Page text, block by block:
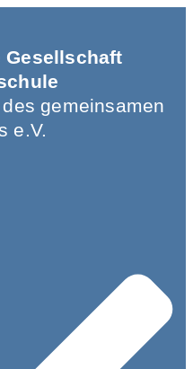
Gesellschaft
gemeinsamen
e.V.